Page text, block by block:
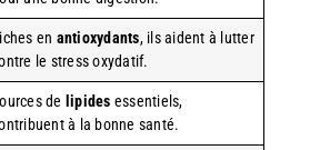
en antioxydants, ils aident à lutter
le stress oxydatif.
de lipides essentiels,
à la bonne santé.